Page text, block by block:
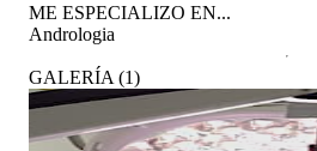
ME ESPECIALIZO EN...
Andrologia
GALERÍA (1)